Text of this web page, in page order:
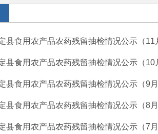
县食用农产品农药残留抽检情况公示（11
县食用农产品农药残留抽检情况公示（10
县食用农产品农药残留抽检情况公示（9月
县食用农产品农药残留抽检情况公示（8月
县食用农产品农药残留抽检情况公示（7月